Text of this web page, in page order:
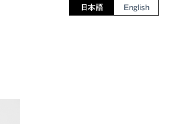
日本語 English